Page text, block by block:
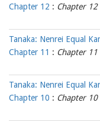
Chapter 12 : Chapter 12
Tanaka: Nenrei Equal
Chapter 11 : Chapter 11
Tanaka: Nenrei Equal
Chapter 10 : Chapter 10